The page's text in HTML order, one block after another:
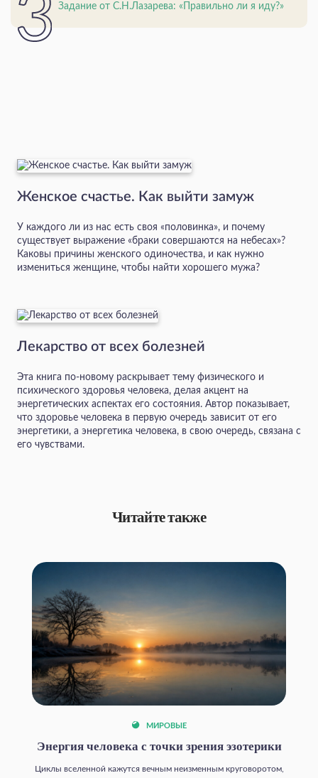
Задание от С.Н.Лазарева: «Правильно ли я иду?»
Женское счастье. Как выйти замуж
У каждого ли из нас есть своя «половинка», и почему
существует выражение «браки совершаются на небесах»?
Каковы причины женского одиночества, и как нужно
измениться женщине, чтобы найти хорошего мужа?
Лекарство от всех болезней
Эта книга по-новому раскрывает тему физического и
психического здоровья человека, делая акцент на
энергетических аспектах его состояния. Автор показывает,
что здоровье человека в первую очередь зависит от его
энергетики, а энергетика человека, в свою очередь, связана с
его чувствами.
Читайте также
МИРОВЫЕ
Энергия человека с точки зрения эзотерики
Циклы вселенной кажутся вечным неизменным круговоротом,